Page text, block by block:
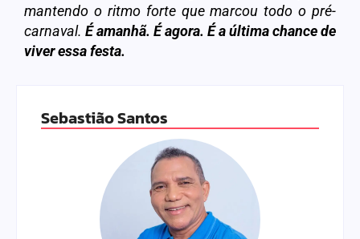
mantendo o ritmo forte que marcou todo o pré-
carnaval. É amanhã. É agora. É a última chance de
viver essa festa.
Sebastião Santos